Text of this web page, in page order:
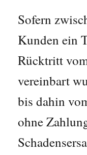
Sofern
Kunden ein
Rücktritt
vereinbart
bis dahin
ohne